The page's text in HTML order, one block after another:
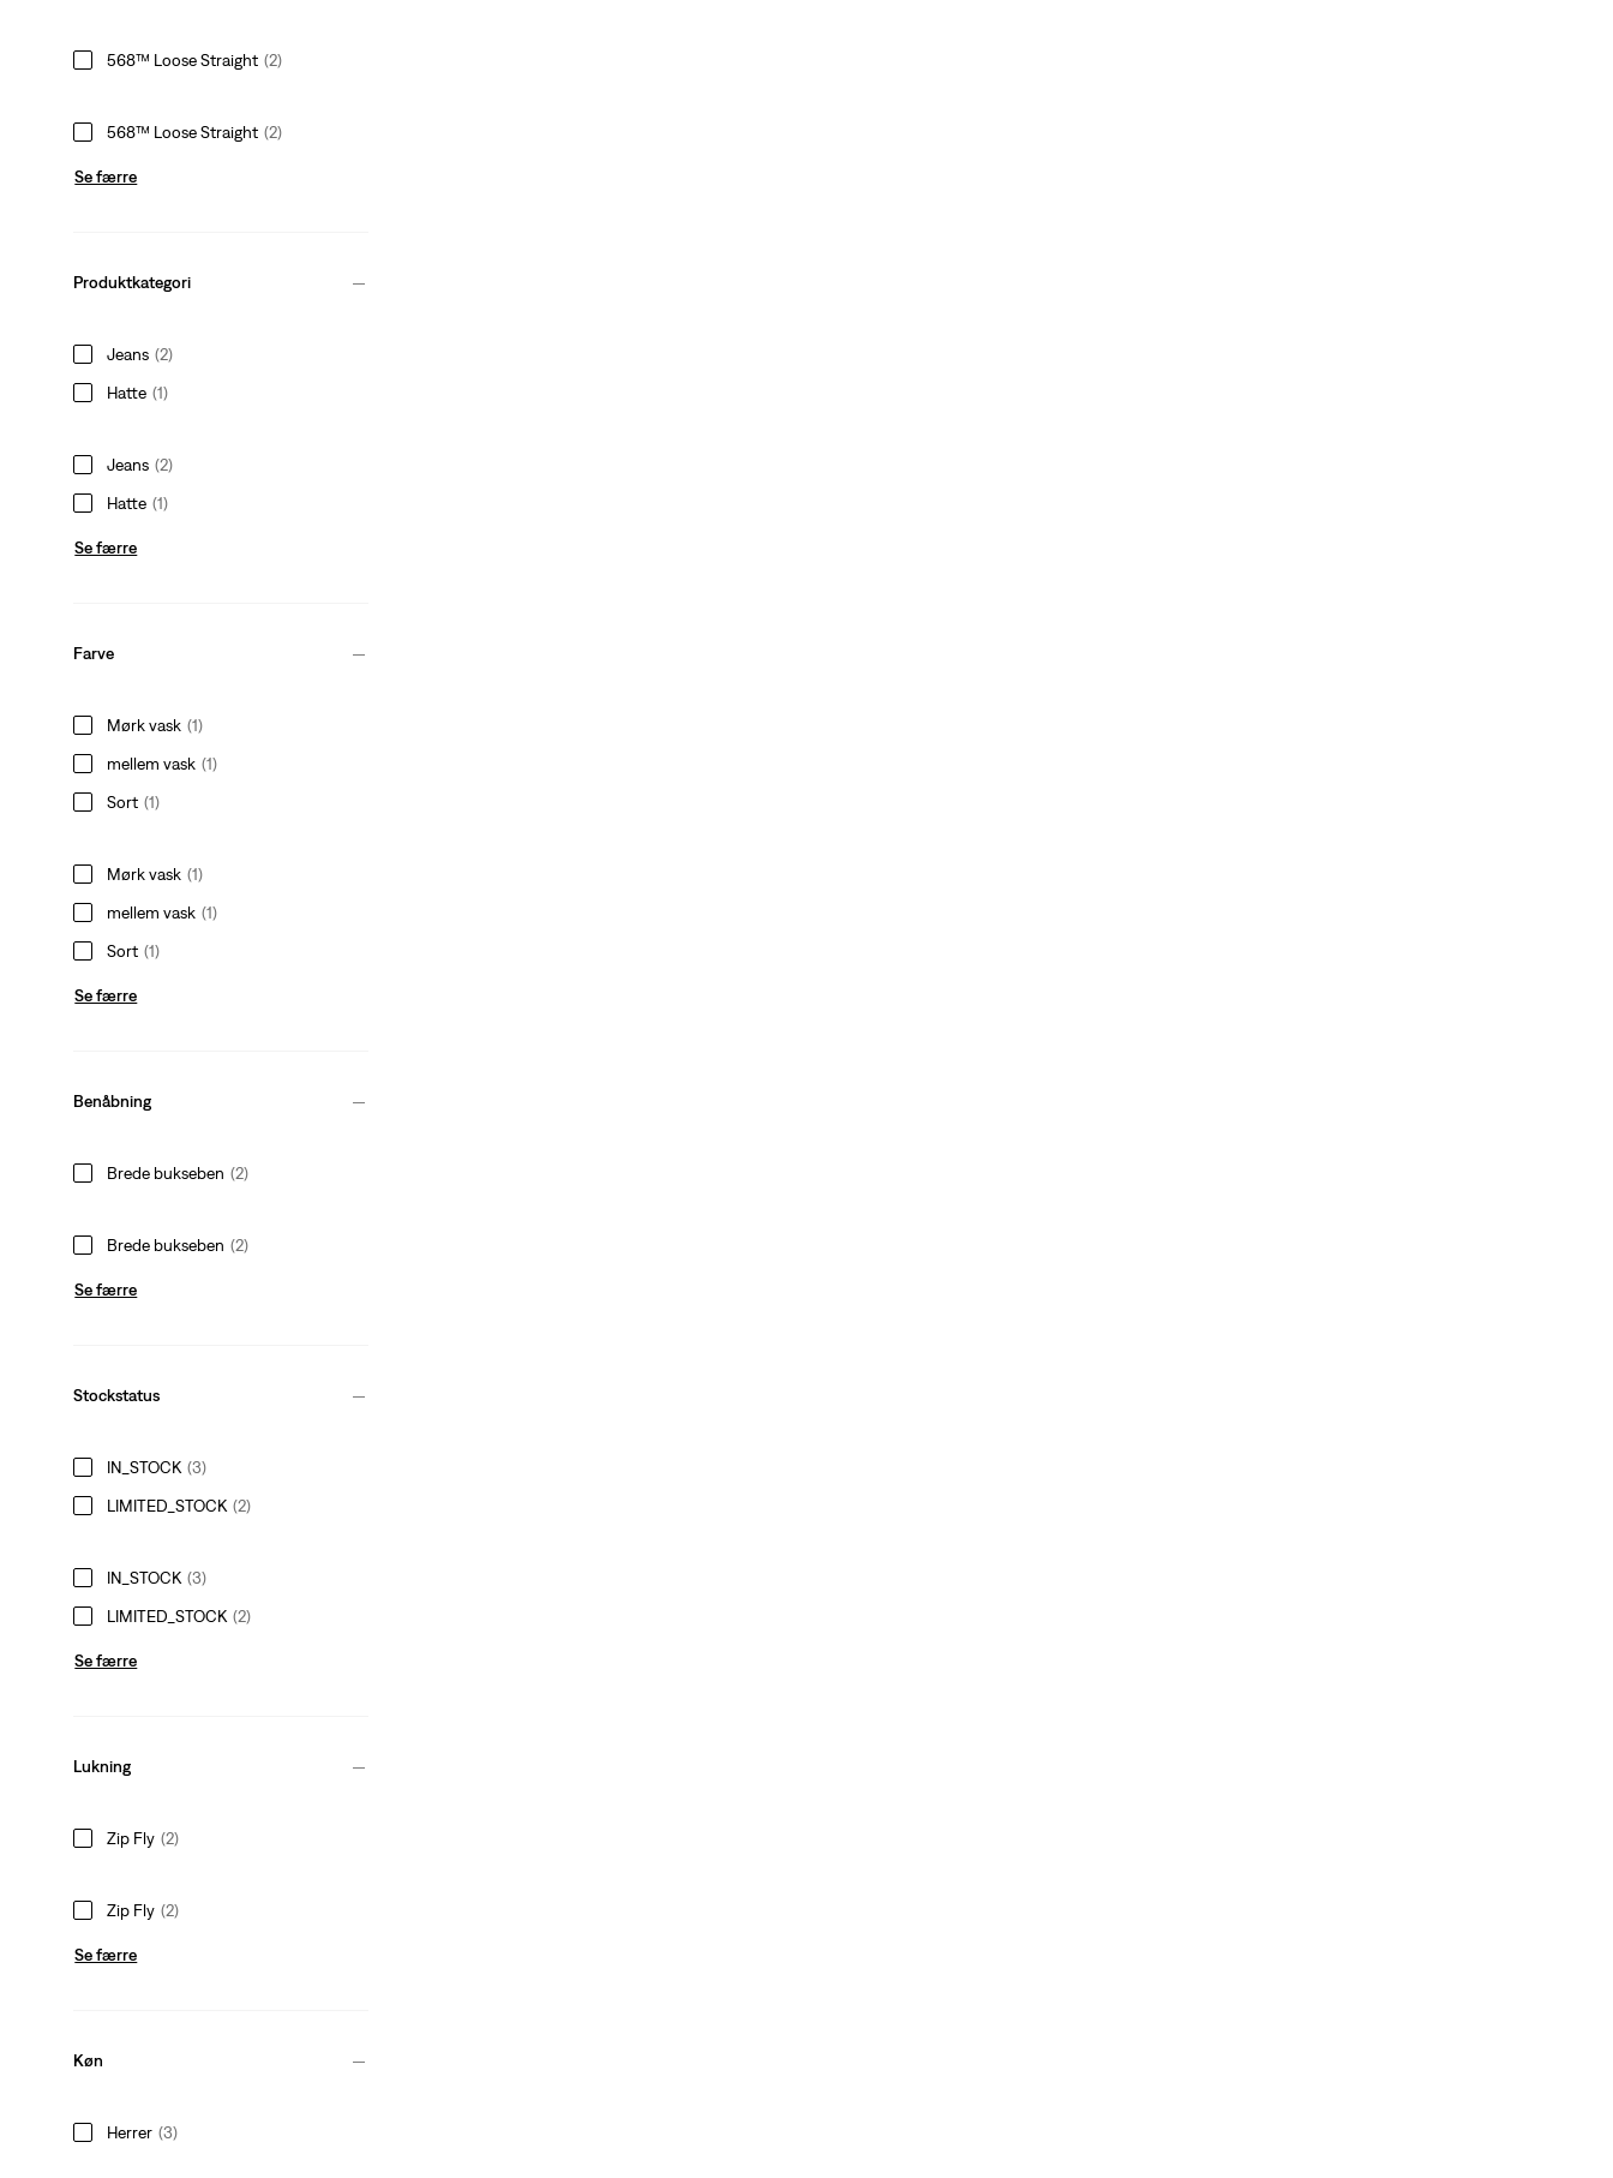
568™ Loose Straight (2)
568™ Loose Straight (2)
Se færre
Produktkategori
Jeans (2)
Hatte (1)
Jeans (2)
Hatte (1)
Se færre
Farve
Mørk vask (1)
mellem vask (1)
Sort (1)
Mørk vask (1)
mellem vask (1)
Sort (1)
Se færre
Benåbning
Brede bukseben (2)
Brede bukseben (2)
Se færre
Stockstatus
IN_STOCK (3)
LIMITED_STOCK (2)
IN_STOCK (3)
LIMITED_STOCK (2)
Se færre
Lukning
Zip Fly (2)
Zip Fly (2)
Se færre
Køn
Herrer (3)